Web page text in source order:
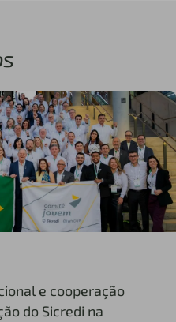
e cooperação
do Sicredi na